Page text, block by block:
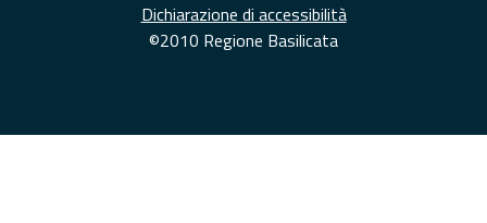
Dichiarazione di accessibilità
©2010 Regione Basilicata